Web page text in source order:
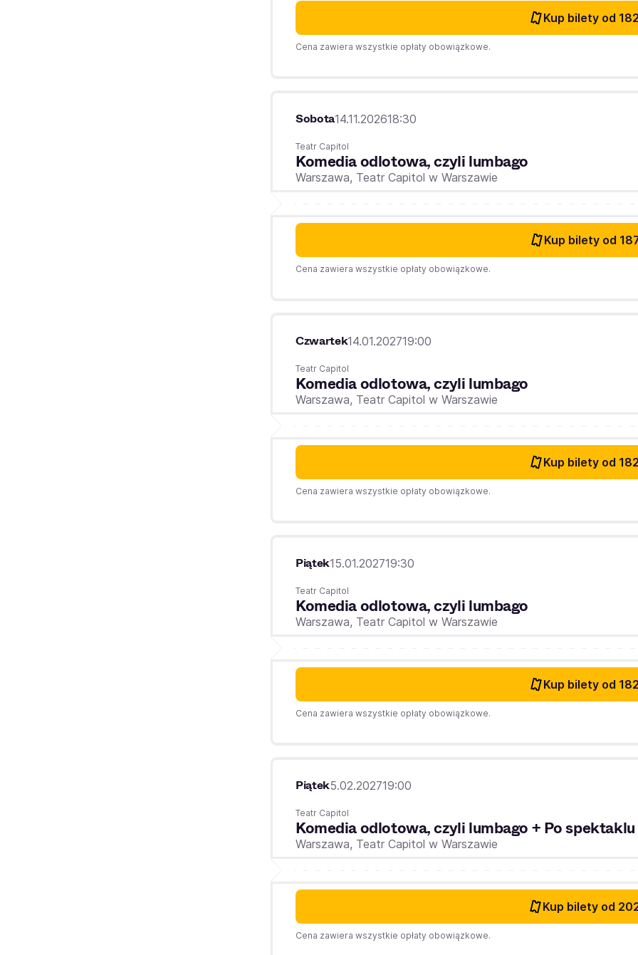
Kup bilety od
Cena zawiera wszystkie opłaty obowiązkowe.
Sobota14.11.202618:30
Teatr Capitol
Komedia odlotowa, czyli lumbago
Warszawa, Teatr Capitol w Warszawie
Kup bilety od
Cena zawiera wszystkie opłaty obowiązkowe.
Czwartek14.01.202719:00
Teatr Capitol
Komedia odlotowa, czyli lumbago
Warszawa, Teatr Capitol w Warszawie
Kup bilety od
Cena zawiera wszystkie opłaty obowiązkowe.
Piątek15.01.202719:30
Teatr Capitol
Komedia odlotowa, czyli lumbago
Warszawa, Teatr Capitol w Warszawie
Kup bilety od
Cena zawiera wszystkie opłaty obowiązkowe.
Piątek5.02.202719:00
Teatr Capitol
Komedia odlotowa, czyli lumbago + Po
Warszawa, Teatr Capitol w Warszawie
Kup bilety od
Cena zawiera wszystkie opłaty obowiązkowe.